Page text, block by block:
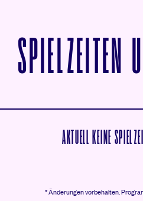
SPIELZEITEN
AKTUELL KEINE
* Änderungen vorbehalten.